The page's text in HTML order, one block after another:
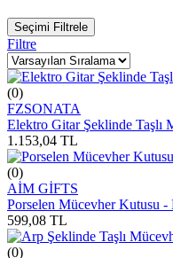
Seçimi Filtrele
Filtre
(0)
FZSONATA
Elektro Gitar Şeklinde Taşlı
1.153,04 TL
(0)
AİM GİFTS
Porselen Mücevher Kutusu -
599,08 TL
(0)